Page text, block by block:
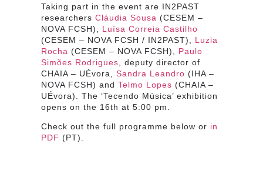
Taking part in the event are IN2PAST
researchers Cláudia Sousa (CESEM –
NOVA FCSH), Luísa Correia Castilho
(CESEM – NOVA FCSH / IN2PAST), Luzia
Rocha (CESEM – NOVA FCSH), Paulo
Simões Rodrigues , deputy director of
CHAIA – UÉvora, Sandra Leandro (IHA –
NOVA FCSH) and Telmo Lopes (CHAIA –
UÉvora). The ‘Tecendo Música’ exhibition
opens on the 16th at 5:00 pm.
Check out the full programme below or in
PDF (PT).